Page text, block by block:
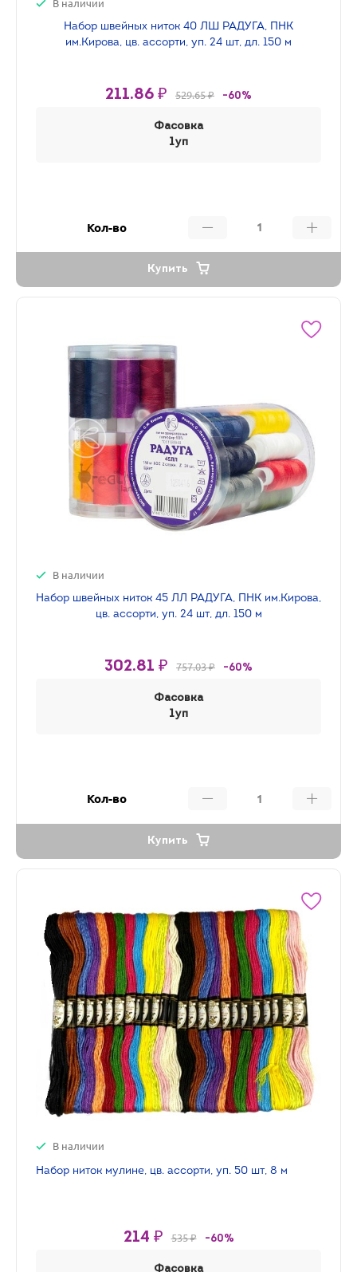
В наличии
Набор швейных ниток 40 ЛШ РАДУГА, ПНК
им.Кирова, цв. ассорти, уп. 24 шт, дл. 150 м
211.86 ₽ 529.65 ₽ -60%
Фасовка
1уп
Кол-во
Купить
В наличии
Набор швейных ниток 45 ЛЛ РАДУГА, ПНК им.Кирова,
цв. ассорти, уп. 24 шт, дл. 150 м
302.81 ₽ 757.03 ₽ -60%
Фасовка
1уп
Кол-во
Купить
В наличии
Набор ниток мулине, цв. ассорти, уп. 50 шт, 8 м
214 ₽ 535 ₽ -60%
Фасовка